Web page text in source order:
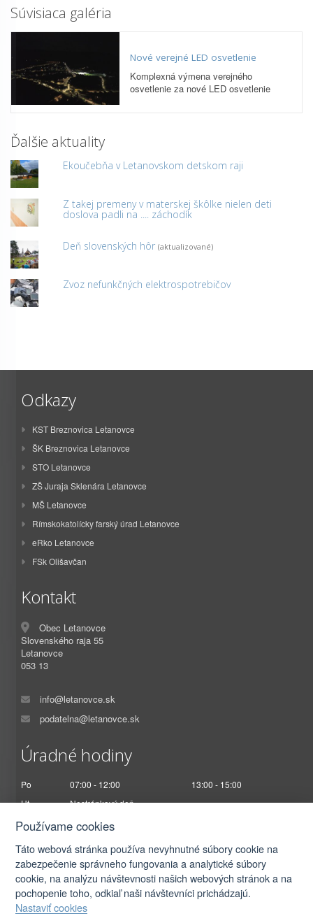
Súvisiaca galéria
Nové verejné LED osvetlenie
Komplexná výmena verejného
osvetlenie za nové LED osvetlenie
Ďalšie aktuality
Ekoučebňa v Letanovskom detskom raji
Z takej premeny v materskej škôlke nielen deti
doslova padli na .... záchodík
Deň slovenských hôr (aktualizované)
Zvoz nefunkčných elektrospotrebičov
Odkazy
KST Breznovica Letanovce
ŠK Breznovica Letanovce
STO Letanovce
ZŠ Juraja Sklenára Letanovce
MŠ Letanovce
Rímskokatolícky farský úrad Letanovce
eRko Letanovce
FSk Olišavčan
Kontakt
Obec Letanovce
Slovenského raja 55
Letanovce
053 13
info@letanovce.sk
podatelna@letanovce.sk
Úradné hodiny
Po 07:00 - 12:00
13:00 - 15:00
Ut
Nestránkový deň
St
07:00 - 12:00
Pi
07:00 - 12:30
Používame cookies
Táto webová stránka používa nevyhnutné súbory cookie na
zabezpečenie správneho fungovania a analytické súbory
cookie, na analýzu návštevnosti našich webových stránok a na
pochopenie toho, odkiaľ naši návštevníci prichádzajú.
Nastaviť cookies